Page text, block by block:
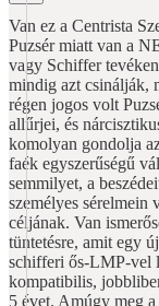
Van ez a Centrista
Puzsér miatt van a
vagy Schiffer
mindig azt csinálják,
régen jogos volt
allűrjei, és
komolyan gondolja
faék egyszerűségű
semmilyet, a
személyes sérelmein
céljának. Van
tüntetésre, amit egy
schifferi ős-LMP-vel
kompatibilis,
5 évet. Amúgy meg